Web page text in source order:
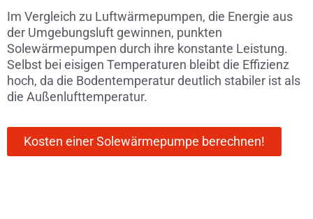
Im Vergleich zu Luftwärmepumpen, die Energie aus
der Umgebungsluft gewinnen, punkten
Solewärmepumpen durch ihre konstante Leistung.
Selbst bei eisigen Temperaturen bleibt die Effizienz
hoch, da die Bodentemperatur deutlich stabiler ist als
die Außenlufttemperatur.
Kosten einer Solewärmepumpe berechnen!